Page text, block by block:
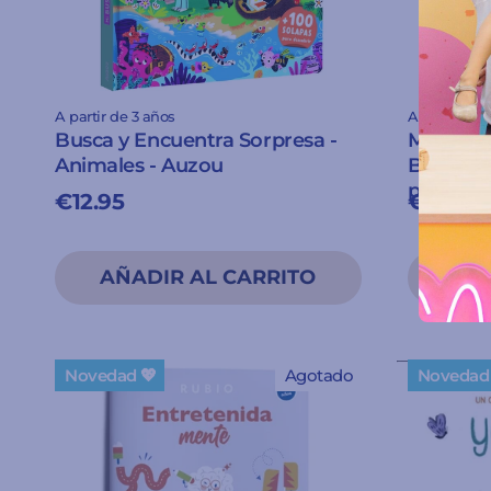
A partir de 3 años
Busca y Encuentra Sorpresa -
Animales - Auzou
€12.95
A partir de
Busca y
€12.00
Agotado
Novedad 💖 Novedad